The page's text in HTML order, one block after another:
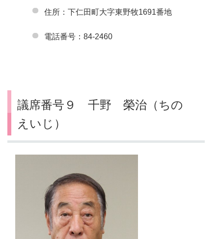
住所：下仁田町大字東野牧1691番地
電話番号：84-2460
議席番号９ 千野 榮治（ちの
えいじ）